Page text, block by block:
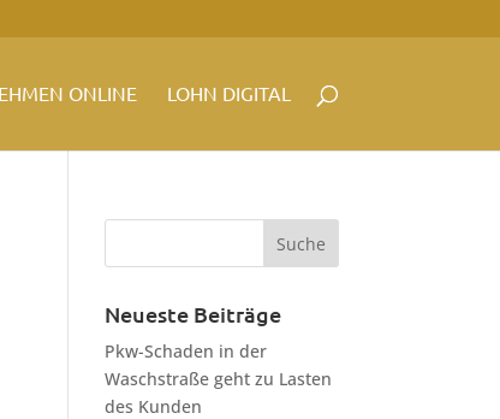
ONLINE LOHN DIGITAL
Neueste Beiträge
Pkw-Schaden in der
Waschstraße geht zu Lasten
des Kunden